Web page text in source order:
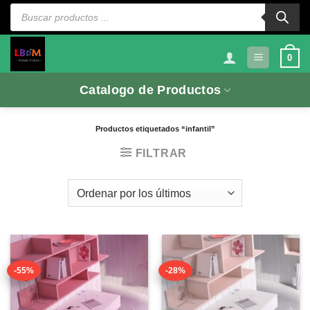
Saltar
Búsqueda
productos
0
Catalogo de Productos
Productos etiquetados “infantil”
FILTRAR
-55% -28%